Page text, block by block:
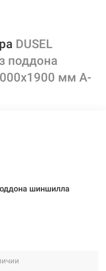
DUSEL
поддона
мм A-
шиншилла